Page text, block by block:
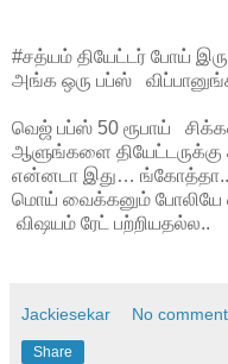
#சத்யம் தியேட்டர் போய்
அங்க ஒரு பப்ஸ்
வெஜ் பப்ஸ் 50 ரூபாய்
ஆளுங்களை தியேட்டருக்கு
என்னடா இது…
மொய் வைக்கனும் போலியே
விஷயம் ரேட் பற்றியதல்ல..
Jackiesekar No
Share